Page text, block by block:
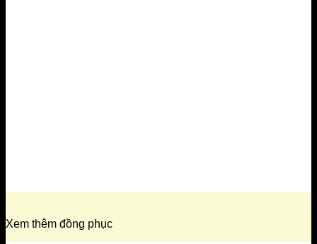
Xem thêm đồng phục